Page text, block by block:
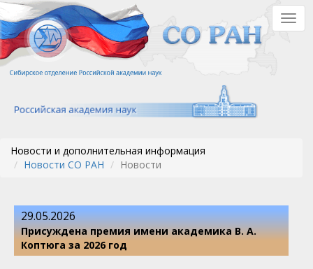
Перейти
к
основному
содержанию
Новости и дополнительная информация
Новости СО РАН
Новости
29.05.2026
Присуждена премия имени академика В. А.
Коптюга за 2026 год